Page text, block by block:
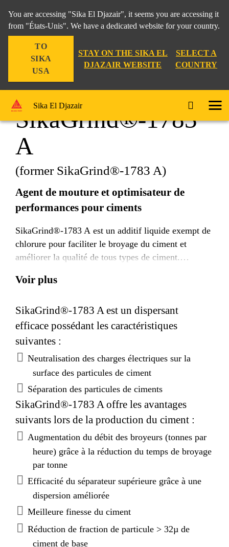
You are accessing "Sika El Djazair", it seems you are accessing it
from "États-Unis". We have a dedicated website for your country.
TO
SIKA
USA
STAY ON THE SIKA EL
DJAZAIR WEBSITE
SELECT A
COUNTRY
Sika El Djazair
Construction ... SikaGrind®-1783 A
SikaGrind®-1783
A
(former SikaGrind®-1783 A)
Agent de mouture et optimisateur de
performances pour ciments
SikaGrind®-1783 A est un additif liquide exempt de
chlorure pour faciliter le broyage du ciment et
améliorer la qualité de tous types de ciment.
pour obtenir un meilleur développement des
Voir plus
SikaGrind®-1783 A est un dispersant
efficace possédant les caractéristiques
suivantes :
Neutralisation des charges électriques sur la
surface des particules de ciment
Séparation des particules de ciments
SikaGrind®-1783 A offre les avantages
suivants lors de la production du ciment :
Augmentation du débit des broyeurs (tonnes par
heure) grâce à la réduction du temps de broyage
par tonne
Efficacité du séparateur supérieure grâce à une
dispersion améliorée
Meilleure finesse du ciment
Réduction de fraction de particule > 32µ de
ciment de base